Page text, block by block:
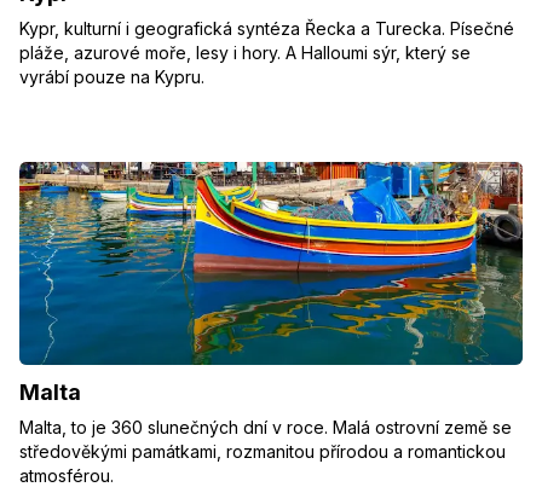
Kypr, kulturní i geografická syntéza Řecka a Turecka. Písečné
pláže, azurové moře, lesy i hory. A Halloumi sýr, který se
vyrábí pouze na Kypru.
Malta
Malta, to je 360 slunečných dní v roce. Malá ostrovní země se
středověkými památkami, rozmanitou přírodou a romantickou
atmosférou.